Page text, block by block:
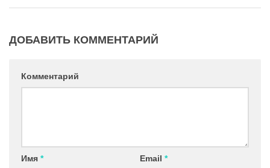
ДОБАВИТЬ КОММЕНТАРИЙ
Комментарий
Имя * Email *